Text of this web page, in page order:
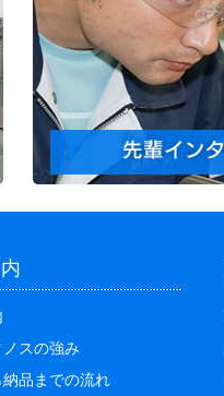
スの強み
品までの流れ